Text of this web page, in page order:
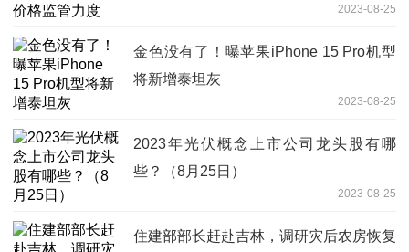
2023-08-25
金色没有了！曝苹果iPhone 15 Pro机型
将新增泰坦灰
2023-08-25
2023年光伏概念上市公司龙头股有哪
些？（8月25日）
2023-08-25
住建部部长赶赴吉林，调研灾后农房恢复